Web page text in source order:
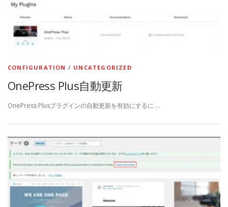
CONFIGURATION / UNCATEGORIZED
OnePress Plus自動更新
OnePress Plusプラグインの自動更新を有効にするに …